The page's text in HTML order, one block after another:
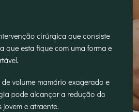
cirúrgica que consiste
que esta fique com uma forma e
volume mamário exagerado e
pode alcançar a redução do
e atraente.